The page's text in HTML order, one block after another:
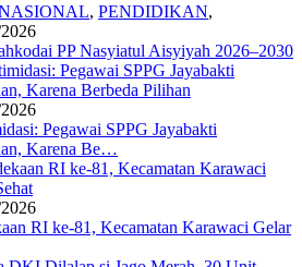
, PENDIDIKAN,
PP Nasyiatul Aisyiyah 2026–2030
Pegawai SPPG Jayabakti
Karena Be…
RI ke-81, Kecamatan Karawaci Gelar